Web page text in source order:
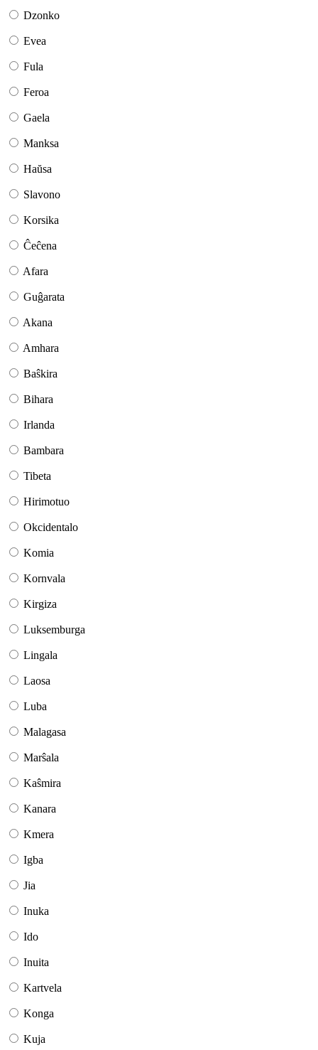
Dzonko
Evea
Fula
Feroa
Gaela
Manksa
Haŭsa
Slavono
Korsika
Ĉeĉena
Afara
Guĝarata
Akana
Amhara
Baŝkira
Bihara
Irlanda
Bambara
Tibeta
Hirimotuo
Okcidentalo
Komia
Kornvala
Kirgiza
Luksemburga
Lingala
Laosa
Luba
Malagasa
Marŝala
Kaŝmira
Kanara
Kmera
Igba
Jia
Inuka
Ido
Inuita
Kartvela
Konga
Kuja